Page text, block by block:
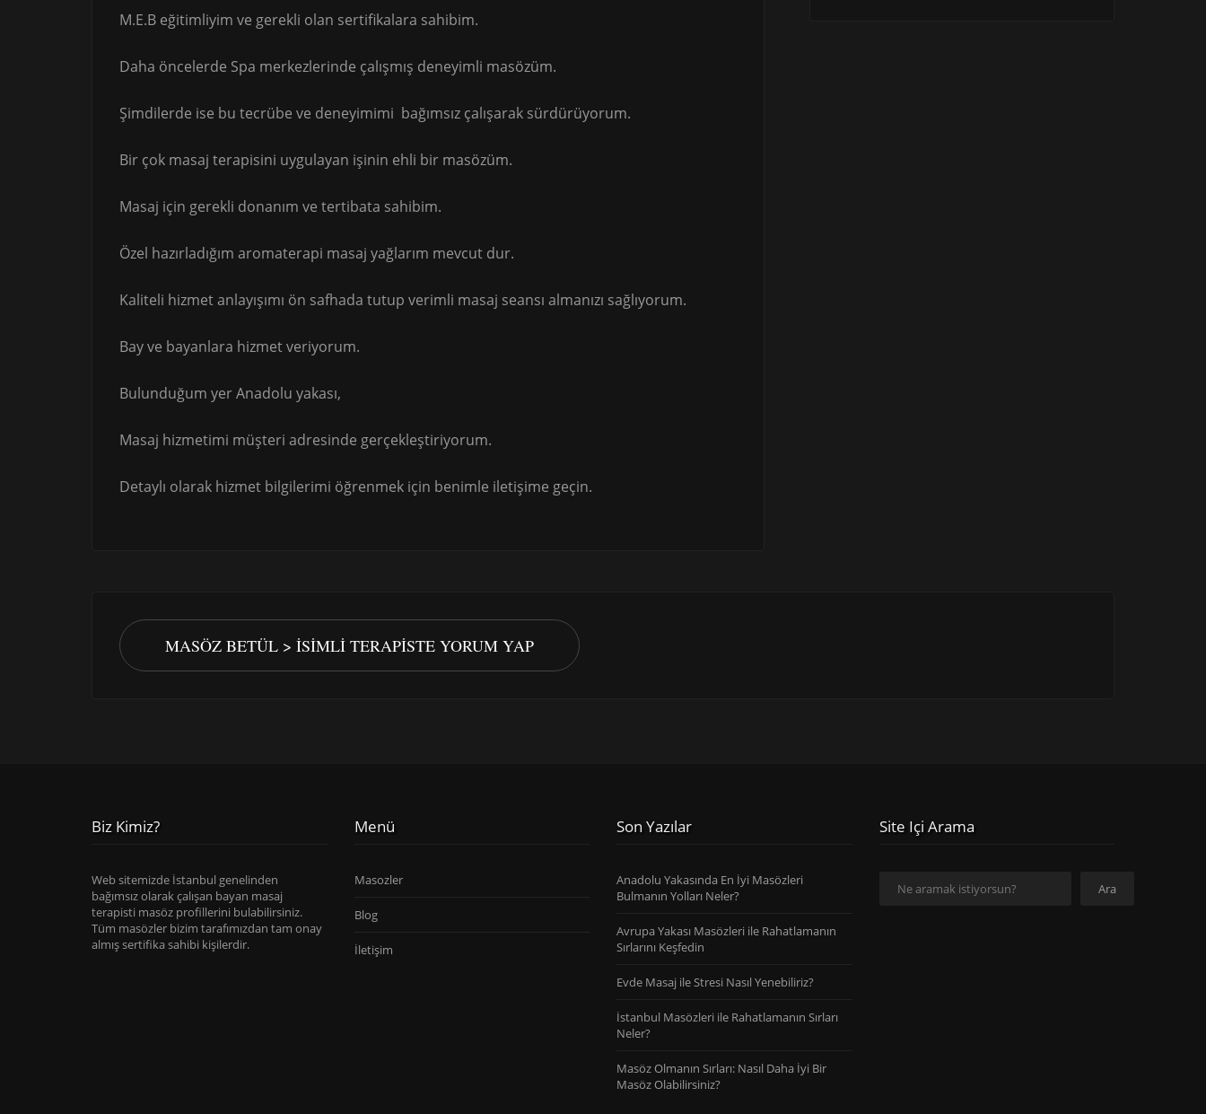
M.E.B eğitimliyim ve gerekli olan sertifikalara sahibim.
Daha öncelerde Spa merkezlerinde çalışmış deneyimli masözüm.
Şimdilerde ise bu tecrübe ve deneyimimi bağımsız çalışarak sürdürüyorum.
Bir çok masaj terapisini uygulayan işinin ehli bir masözüm.
Masaj için gerekli donanım ve tertibata sahibim.
Özel hazırladığım aromaterapi masaj yağlarım mevcut dur.
Kaliteli hizmet anlayışımı ön safhada tutup verimli masaj seansı almanızı sağlıyorum.
Bay ve bayanlara hizmet veriyorum.
Bulunduğum yer Anadolu yakası,
Masaj hizmetimi müşteri adresinde gerçekleştiriyorum.
Detaylı olarak hizmet bilgilerimi öğrenmek için benimle iletişime geçin.
MASÖZ BETÜL > İSIMLI TERAPISTE YORUM YAP
Biz Kimiz?
Web sitemizde İstanbul genelinden
bağımsız olarak çalışan bayan masaj
terapisti masöz profillerini bulabilirsiniz.
Tüm masözler bizim tarafımızdan tam onay
almış sertifika sahibi kişilerdir.
Menü
Masozler
Blog
İletişim
Son Yazılar
Anadolu Yakasında En İyi Masözleri
Bulmanın Yolları Neler?
Avrupa Yakası Masözleri ile Rahatlamanın
Sırlarını Keşfedin
Evde Masaj ile Stresi Nasıl Yenebiliriz?
İstanbul Masözleri ile Rahatlamanın Sırları
Neler?
Masöz Olmanın Sırları: Nasıl Daha İyi Bir
Masöz Olabilirsiniz?
Site Içi Arama
Ara